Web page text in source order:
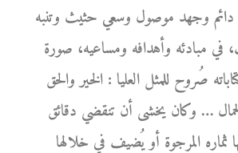
دائم وجهد موصول وسعي حثيث وتنبه
في مبادئه وأهدافه ومساعيه، صورة
صُروح للمثل العليا : الخير والحق
… وكان يخشى أن تنقضي دقائق
ثماره المرجوة أو يُضيف في خلالها